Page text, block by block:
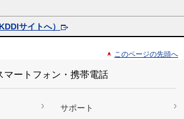
サイトへ）
このページの先頭へ
マートフォン・携帯電話
サポート